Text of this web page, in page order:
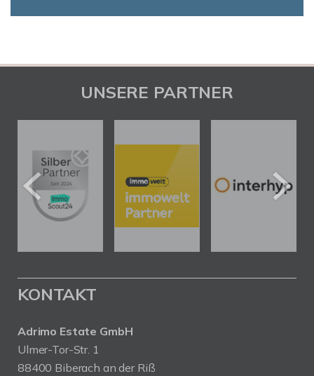
UNSERE PARTNER
KONTAKT
Adrimo Estate GmbH
Ulmer-Tor-Str. 1
88400 Biberach an der Riß